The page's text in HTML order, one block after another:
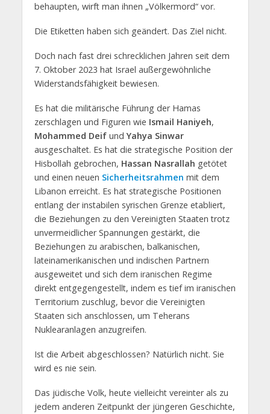
behaupten, wirft man ihnen „Völkermord“ vor.
Die Etiketten haben sich geändert. Das Ziel nicht.
Doch nach fast drei schrecklichen Jahren seit dem
7. Oktober 2023 hat Israel außergewöhnliche
Widerstandsfähigkeit bewiesen.
Es hat die militärische Führung der Hamas
zerschlagen und Figuren wie Ismail Haniyeh,
Mohammed DeifundYahya Sinwar
ausgeschaltet. Es hat die strategische Position der
Hisbollah gebrochen, Hassan Nasrallah getötet
und einen neuen Sicherheitsrahmen mit dem
Libanon erreicht. Es hat strategische Positionen
entlang der instabilen syrischen Grenze etabliert,
die Beziehungen zu den Vereinigten Staaten trotz
unvermeidlicher Spannungen gestärkt, die
Beziehungen zu arabischen, balkanischen,
lateinamerikanischen und indischen Partnern
ausgeweitet und sich dem iranischen Regime
direkt entgegengestellt, indem es tief im iranischen
Territorium zuschlug, bevor die Vereinigten
Staaten sich anschlossen, um Teherans
Nuklearanlagen anzugreifen.
Ist die Arbeit abgeschlossen? Natürlich nicht. Sie
wird es nie sein.
Das jüdische Volk, heute vielleicht vereinter als zu
jedem anderen Zeitpunkt der jüngeren Geschichte,